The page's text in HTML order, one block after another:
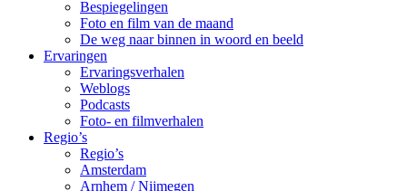
Bespiegelingen
Foto en film van de maand
De weg naar binnen in woord en beeld
Ervaringen
Ervaringsverhalen
Weblogs
Podcasts
Foto- en filmverhalen
Regio’s
Regio’s
Amsterdam
Arnhem / Nijmegen